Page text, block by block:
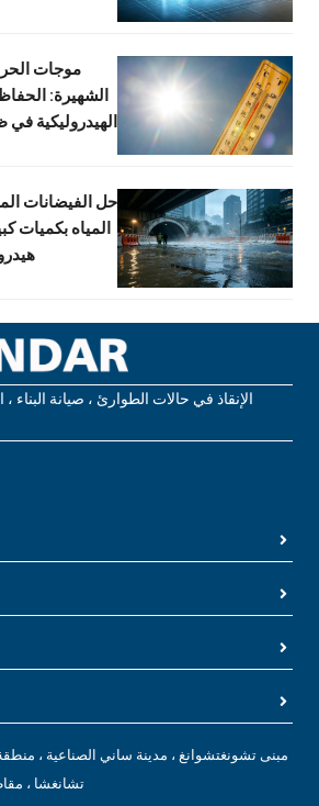
موجات الحر
الشهيرة:
الهيدروليكية
حل الفيضانات
المياه بكميات
الإنقاذ في حالات الطوارئ ، صيانة البناء
مبنى تشونغتشوانغ ، مدينة ساني الصناعية ، منطقة
تشانغشا ،